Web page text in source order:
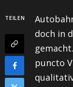
TEILEN
doch in
puncto